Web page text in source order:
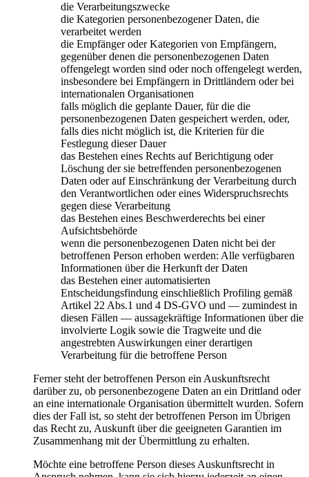
die Verarbeitungszwecke
die Kategorien personenbezogener Daten, die
verarbeitet werden
die Empfänger oder Kategorien von Empfängern,
gegenüber denen die personenbezogenen Daten
offengelegt worden sind oder noch offengelegt werden,
insbesondere bei Empfängern in Drittländern oder bei
internationalen Organisationen
falls möglich die geplante Dauer, für die die
personenbezogenen Daten gespeichert werden, oder,
falls dies nicht möglich ist, die Kriterien für die
Festlegung dieser Dauer
das Bestehen eines Rechts auf Berichtigung oder
Löschung der sie betreffenden personenbezogenen
Daten oder auf Einschränkung der Verarbeitung durch
den Verantwortlichen oder eines Widerspruchsrechts
gegen diese Verarbeitung
das Bestehen eines Beschwerderechts bei einer
Aufsichtsbehörde
wenn die personenbezogenen Daten nicht bei der
betroffenen Person erhoben werden: Alle verfügbaren
Informationen über die Herkunft der Daten
das Bestehen einer automatisierten
Entscheidungsfindung einschließlich Profiling gemäß
Artikel 22 Abs.1 und 4 DS-GVO und — zumindest in
diesen Fällen — aussagekräftige Informationen über die
involvierte Logik sowie die Tragweite und die
angestrebten Auswirkungen einer derartigen
Verarbeitung für die betroffene Person
Ferner steht der betroffenen Person ein Auskunftsrecht
darüber zu, ob personenbezogene Daten an ein Drittland oder
an eine internationale Organisation übermittelt wurden. Sofern
dies der Fall ist, so steht der betroffenen Person im Übrigen
das Recht zu, Auskunft über die geeigneten Garantien im
Zusammenhang mit der Übermittlung zu erhalten.
Möchte eine betroffene Person dieses Auskunftsrecht in